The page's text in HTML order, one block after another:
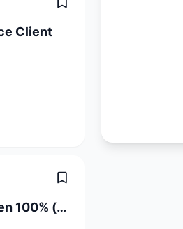
Client
CNC Mechaniker Schwerpunkt Fräsen 100% (m/w/d)